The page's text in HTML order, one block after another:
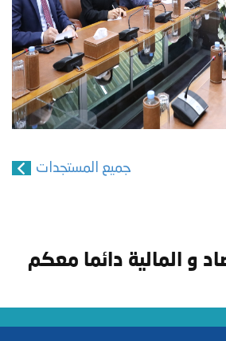
جميع المستجدات
و المالية دائما معكم